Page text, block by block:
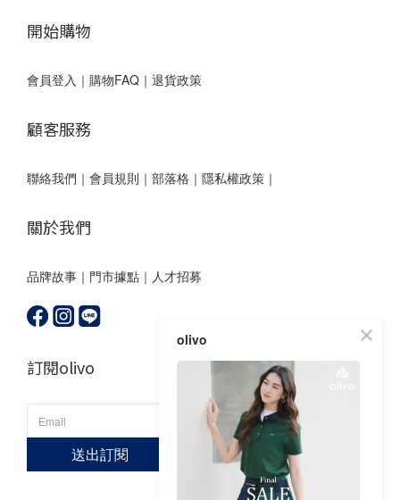
開始購物
會員登入 ｜ 購物FAQ ｜ 退貨政策
顧客服務
聯絡我們 ｜ 會員規則 ｜ 部落格 ｜ 隱私權政策｜
關於我們
品牌故事 ｜ 門市據點 ｜ 人才招募
訂閱olivo
送出訂閱
olivo